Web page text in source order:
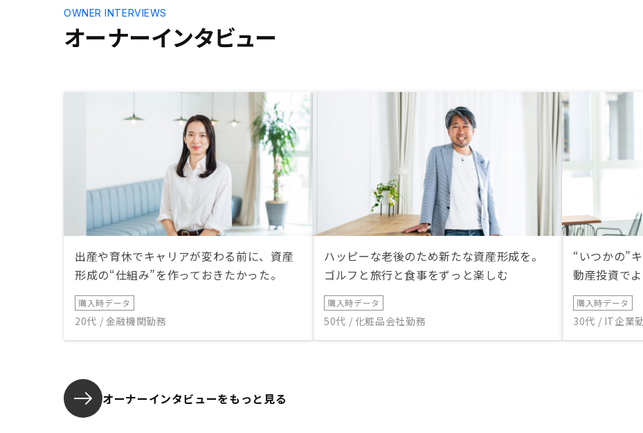
オーナーインタビュー
OWNER INTERVIEWS
出産や育休でキャリアが変わる前に、資産
形成の“仕組み”を作っておきたかった。
購入時データ
20代 / 金融機関勤務
ハッピーな老後のため新たな資産形成を。
ゴルフと旅行と食事をずっと楽しむ
購入時データ
50代 / 化粧品会社勤務
“いつかの”
動産投資で
購入時データ
30代 / IT企業
オーナーインタビューをもっと見る